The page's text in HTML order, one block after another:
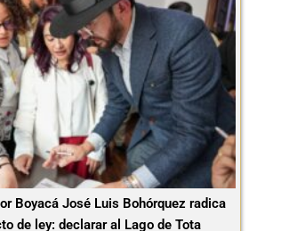
Boyacá José Luis Bohórquez radica
de ley: declarar al Lago de Tota